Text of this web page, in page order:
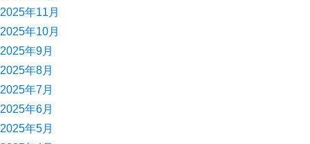
2025年11月
2025年10月
2025年9月
2025年8月
2025年7月
2025年6月
2025年5月